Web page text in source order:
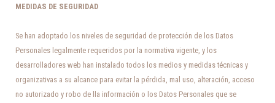
MEDIDAS DE SEGURIDAD
Se han adoptado los niveles de seguridad de protección de los Datos
Personales legalmente requeridos por la normativa vigente, y los
desarrolladores web han instalado todos los medios y medidas técnicas y
organizativas a su alcance para evitar la pérdida, mal uso, alteración, acceso
no autorizado y robo de lla información o los Datos Personales que se